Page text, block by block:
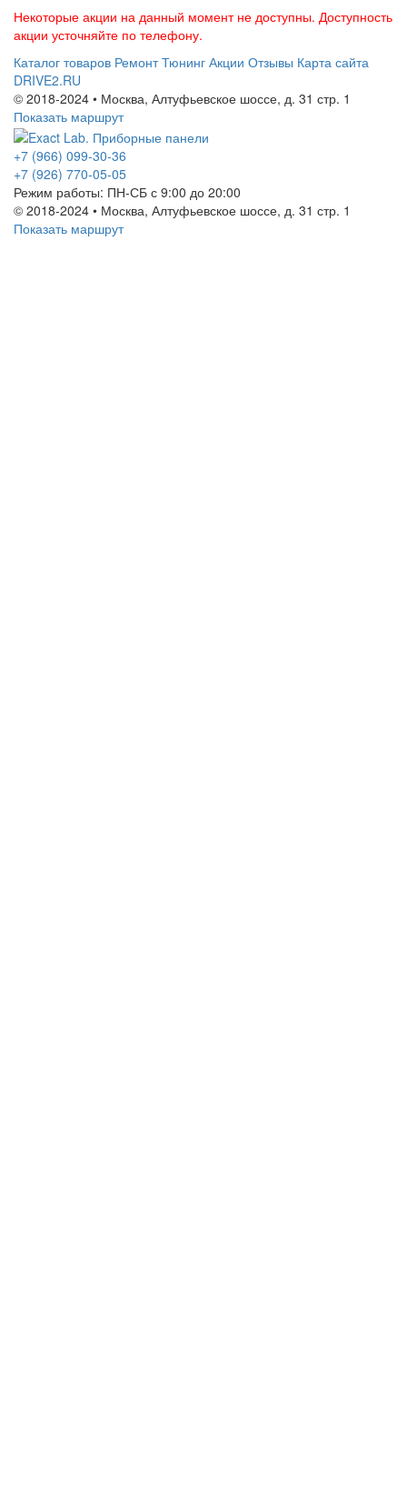
Некоторые акции на данный момент не доступны. Доступность
акции усточняйте по телефону.
Каталог товаров Ремонт Тюнинг Акции Отзывы Карта сайта
DRIVE2.RU
© 2018-2024 • Москва, Алтуфьевское шоссе, д. 31 стр. 1
Показать маршрут
+7 (966) 099-30-36
+7 (926) 770-05-05
Режим работы: ПН-СБ с 9:00 до 20:00
© 2018-2024 • Москва, Алтуфьевское шоссе, д. 31 стр. 1
Показать маршрут